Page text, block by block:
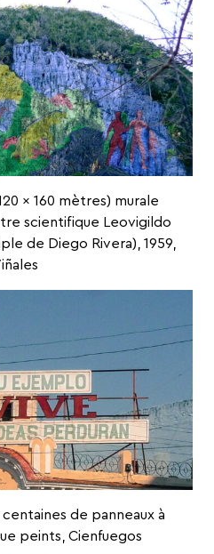
x 160 mètres) murale
scientifique Leovigildo
de Diego Rivera), 1959,
de panneaux à
peints, Cienfuegos